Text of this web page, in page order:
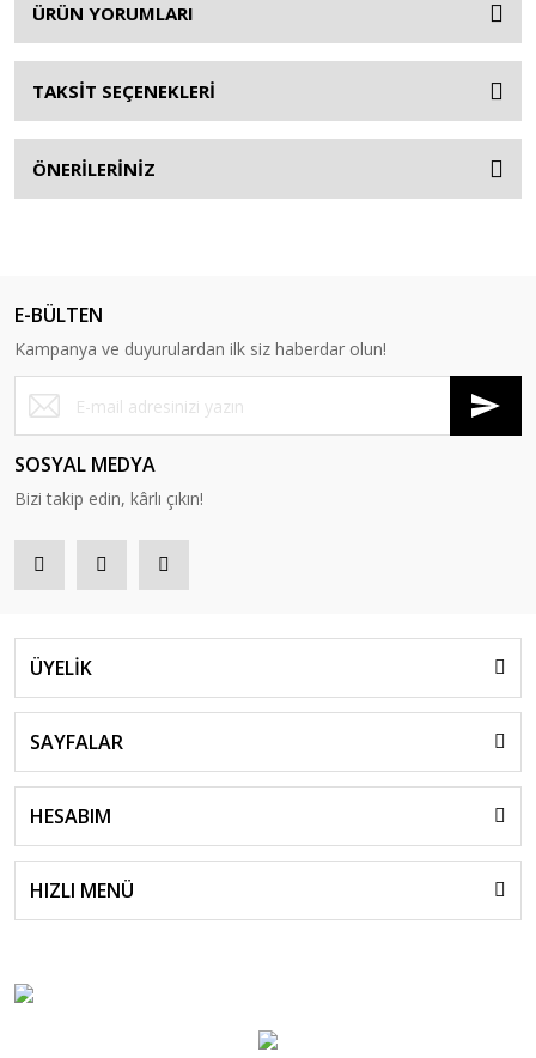
ÜRÜN YORUMLARI
TAKSİT SEÇENEKLERİ
ÖNERİLERİNİZ
E-BÜLTEN
Kampanya ve duyurulardan ilk siz haberdar olun!
SOSYAL MEDYA
Bizi takip edin, kârlı çıkın!
ÜYELİK
SAYFALAR
HESABIM
HIZLI MENÜ